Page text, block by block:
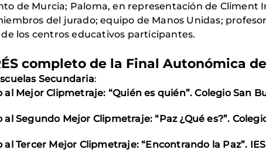
de Murcia; Paloma, en representación de Climent
del jurado; equipo de Manos Unidas;
los centros educativos participantes.
completo de la Final Autonómica
Secundaria:
al Mejor Clipmetraje: “Quién es quién”. Colegio San
al Segundo Mejor Clipmetraje: “Paz ¿Qué es?”.
al Tercer Mejor Clipmetraje: “Encontrando la Paz”.